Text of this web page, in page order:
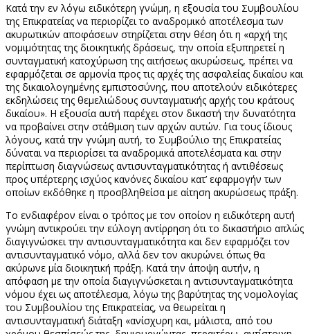
Κατά την εν λόγω ειδικότερη γνώμη, η εξουσία του Συμβουλίου
της Επικρατείας να περιορίζει το αναδρομικό αποτέλεσμα των
ακυρωτικών αποφάσεων στηρίζεται στην θέση ότι η «αρχή της
νομιμότητας της διοικητικής δράσεως, την οποία εξυπηρετεί η
συνταγματική κατοχύρωση της αιτήσεως ακυρώσεως, πρέπει να
εφαρμόζεται σε αρμονία προς τις αρχές της ασφαλείας δικαίου και
της δικαιολογημένης εμπιστοσύνης, που αποτελούν ειδικότερες
εκδηλώσεις της θεμελιώδους συνταγματικής αρχής του κράτους
δικαίου». Η εξουσία αυτή παρέχει στον δικαστή την δυνατότητα
να προβαίνει στην στάθμιση των αρχών αυτών. Για τους ίδιους
λόγους, κατά την γνώμη αυτή, το Συμβούλιο της Επικρατείας
δύναται να περιορίσει τα αναδρομικά αποτελέσματα και στην
περίπτωση διαγνώσεως αντισυνταγματικότητας ή αντιθέσεως
προς υπέρτερης ισχύος κανόνες δικαίου κατ’ εφαρμογήν των
οποίων εκδόθηκε η προσβληθείσα με αίτηση ακυρώσεως πράξη.
Το ενδιαφέρον είναι ο τρόπος με τον οποίον η ειδικότερη αυτή
γνώμη αντικρούει την εύλογη αντίρρηση ότι το δικαστήριο απλώς
διαγιγνώσκει την αντισυνταγματικότητα και δεν εφαρμόζει τον
αντισυνταγματικό νόμο, αλλά δεν τον ακυρώνει όπως θα
ακύρωνε μία διοικητική πράξη. Κατά την άποψη αυτήν, η
απόφαση με την οποία διαγιγνώσκεται η αντισυνταγματικότητα
νόμου έχει ως αποτέλεσμα, λόγω της βαρύτητας της νομολογίας
του Συμβουλίου της Επικρατείας, να θεωρείται η
αντισυνταγματική διάταξη «ανίσχυρη και, μάλιστα, από του